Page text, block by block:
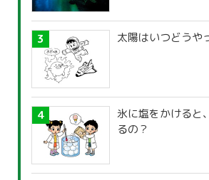
太陽はいつどうや
氷に塩をかけると
るの？